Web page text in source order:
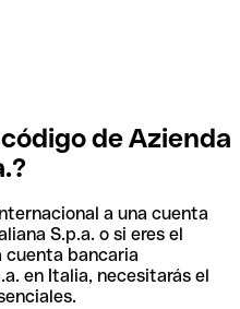
de Azienda
a una cuenta
S.p.a. o si eres el
cuenta bancaria
en Italia, necesitarás el